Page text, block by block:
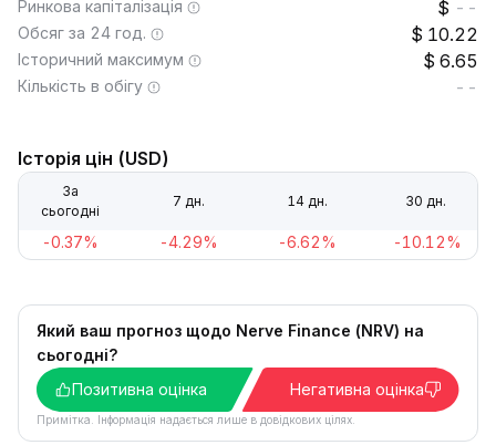
Ринкова капіталізація --
Обсяг за 24 год. 10.22
Історичний максимум 6.65
Кількість в обігу --
Історія цін (USD)
За
сьогодні
7 дн. 14 дн. 30 дн.
-0.37% -4.29% -6.62% -10.12%
Який ваш прогноз щодо Nerve Finance (NRV) на
сьогодні?
Позитивна оцінка
Негативна оцінка
Примітка. Інформація надається лише в довідкових цілях.